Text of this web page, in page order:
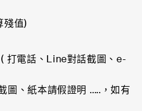
殘值)
打電話、Line對話截圖、e-
圖、紙本請假證明 …..，如有